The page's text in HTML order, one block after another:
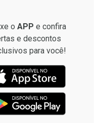
o APP e confira
e descontos
para você!